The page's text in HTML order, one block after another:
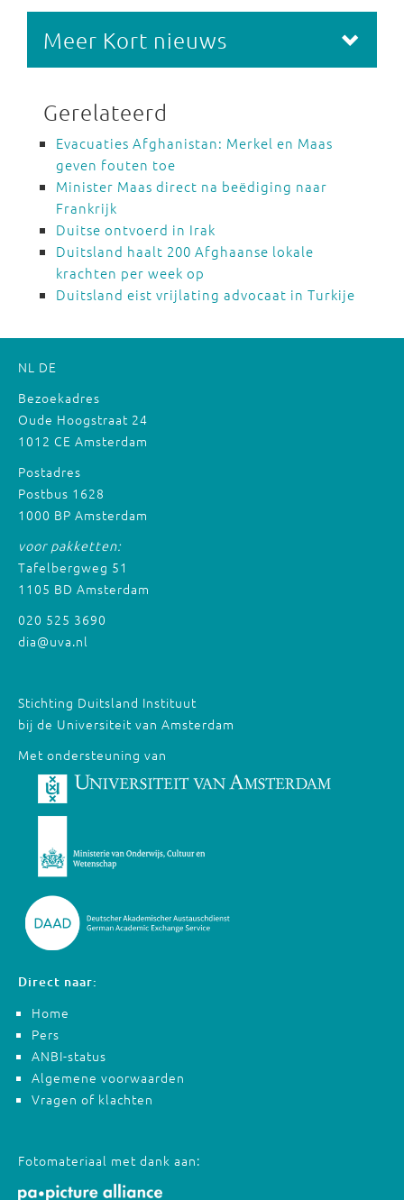
Meer Kort nieuws
Gerelateerd
Evacuaties Afghanistan: Merkel en Maas
geven fouten toe
Minister Maas direct na beëdiging naar
Frankrijk
Duitse ontvoerd in Irak
Duitsland haalt 200 Afghaanse lokale
krachten per week op
Duitsland eist vrijlating advocaat in Turkije
NL DE
Bezoekadres
Oude Hoogstraat 24
1012 CE Amsterdam
Postadres
Postbus 1628
1000 BP Amsterdam
voor pakketten:
Tafelbergweg 51
1105 BD Amsterdam
020 525 3690
dia@uva.nl
Stichting Duitsland Instituut
bij de Universiteit van Amsterdam
Met ondersteuning van
Direct naar:
Home
Pers
ANBI-status
Algemene voorwaarden
Vragen of klachten
Fotomateriaal met dank aan: